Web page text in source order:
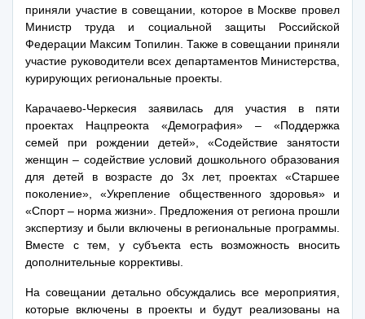
приняли участие в совещании, которое в Москве провел
Министр труда и социальной защиты Российской
Федерации Максим Топилин. Также в совещании приняли
участие руководители всех департаментов Министерства,
курирующих региональные проекты.
Карачаево-Черкесия заявилась для участия в пяти
проектах Нацпреокта «Демография» – «Поддержка
семей при рождении детей», «Содействие занятости
женщин – содействие условий дошкольного образования
для детей в возрасте до 3х лет, проектах «Старшее
поколение», «Укрепление общественного здоровья» и
«Спорт – норма жизни». Предложения от региона прошли
экспертизу и были включены в региональные программы.
Вместе с тем, у субъекта есть возможность вносить
дополнительные коррективы.
На совещании детально обсуждались все мероприятия,
которые включены в проекты и будут реализованы на